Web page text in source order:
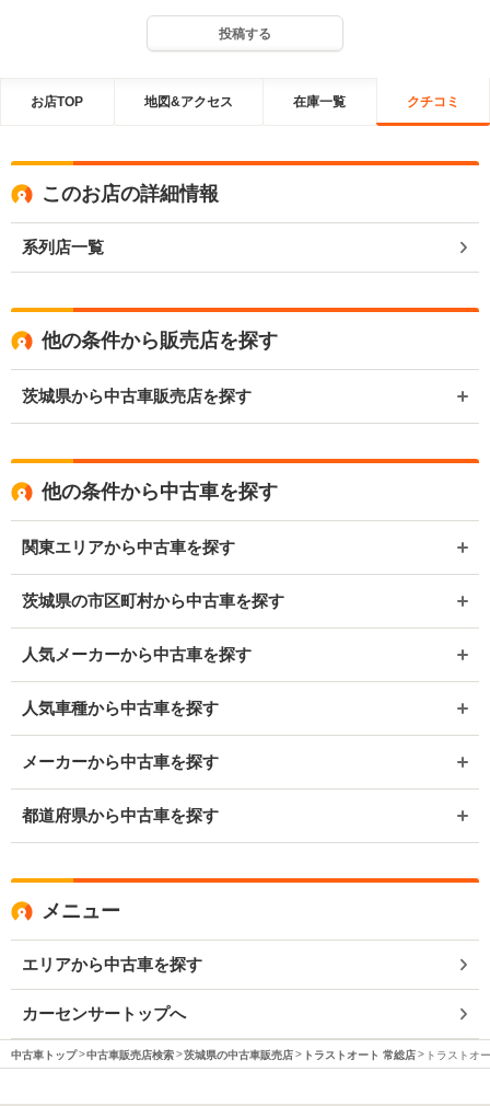
投稿する
お店TOP 地図&アクセス 在庫一覧 クチコミ
このお店の詳細情報
系列店一覧
他の条件から販売店を探す
茨城県から中古車販売店を探す
他の条件から中古車を探す
関東エリアから中古車を探す
茨城県の市区町村から中古車を探す
人気メーカーから中古車を探す
人気車種から中古車を探す
メーカーから中古車を探す
都道府県から中古車を探す
メニュー
エリアから中古車を探す
カーセンサートップへ
中古車トップ 中古車販売店検索 茨城県の中古車販売店 トラストオート 常総店 トラストオ